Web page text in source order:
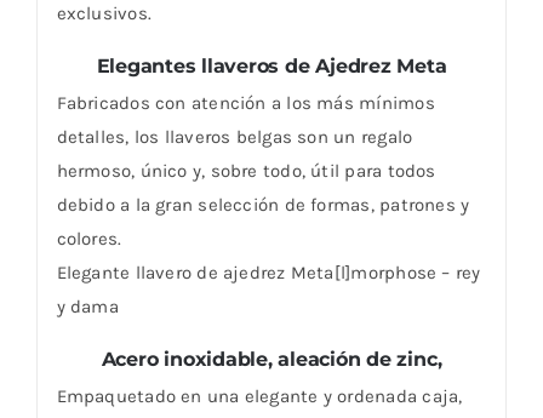
exclusivos.
Elegantes llaveros de Ajedrez Meta
Fabricados con atención a los más mínimos
detalles, los llaveros belgas son un regalo
hermoso, único y, sobre todo, útil para todos
debido a la gran selección de formas, patrones y
colores.
Elegante llavero de ajedrez Meta[l]morphose – rey
y dama
Acero inoxidable, aleación de zinc,
Empaquetado en una elegante y ordenada caja,